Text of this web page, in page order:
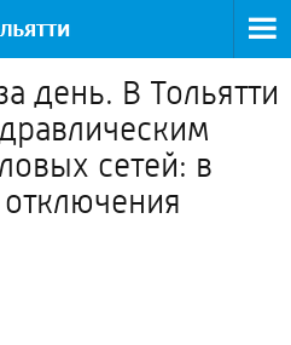
день. В Тольятти
сетей: в